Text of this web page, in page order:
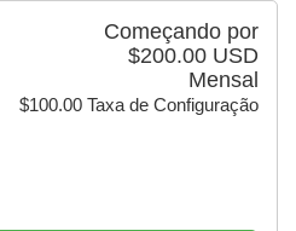
Começando por
$200.00 USD
Mensal
$100.00 Taxa de Configuração